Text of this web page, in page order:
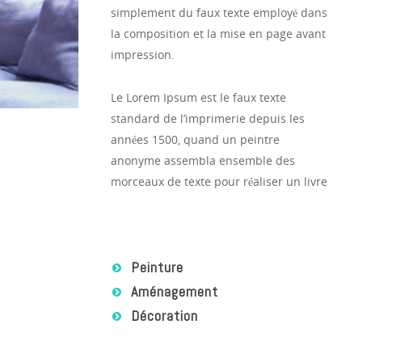
simplement du faux texte employé dans
la composition et la mise en page avant
impression.
Le Lorem Ipsum est le faux texte
standard de l’imprimerie depuis les
années 1500, quand un peintre
anonyme assembla ensemble des
morceaux de texte pour réaliser un livre
Peinture
Aménagement
Décoration